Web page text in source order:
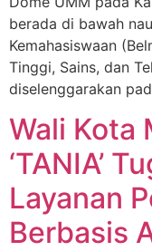
berada di bawah
Kemahasiswaan
Tinggi, Sains, dan
diselenggarakan
Wali Kota
‘TANIA’
Layanan
Berbasis